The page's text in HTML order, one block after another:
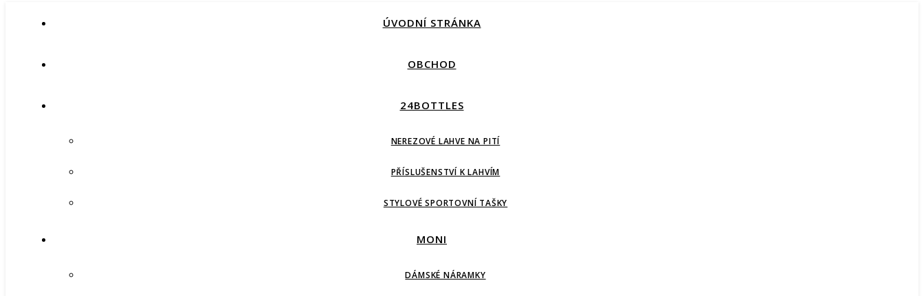
ÚVODNÍ STRÁNKA
OBCHOD
24BOTTLES
NEREZOVÉ LAHVE NA PITÍ
PŘÍSLUŠENSTVÍ K LAHVÍM
STYLOVÉ SPORTOVNÍ TAŠKY
MONI
DÁMSKÉ NÁRAMKY